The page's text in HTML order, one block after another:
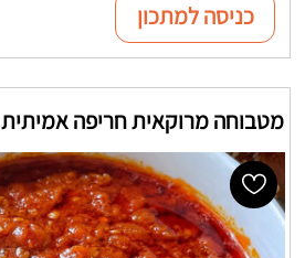
כניסה למתכון
מטבוחה מרוקאית חריפה אמיתית